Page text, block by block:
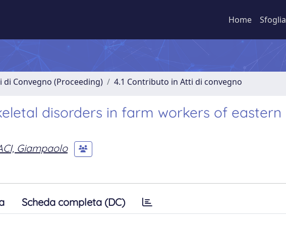
Home Sfoglia
Convegno (Proceeding) 4.1 Contributo in Atti di convegno
disorders in farm workers of eastern
Giampaolo
Scheda completa (DC)